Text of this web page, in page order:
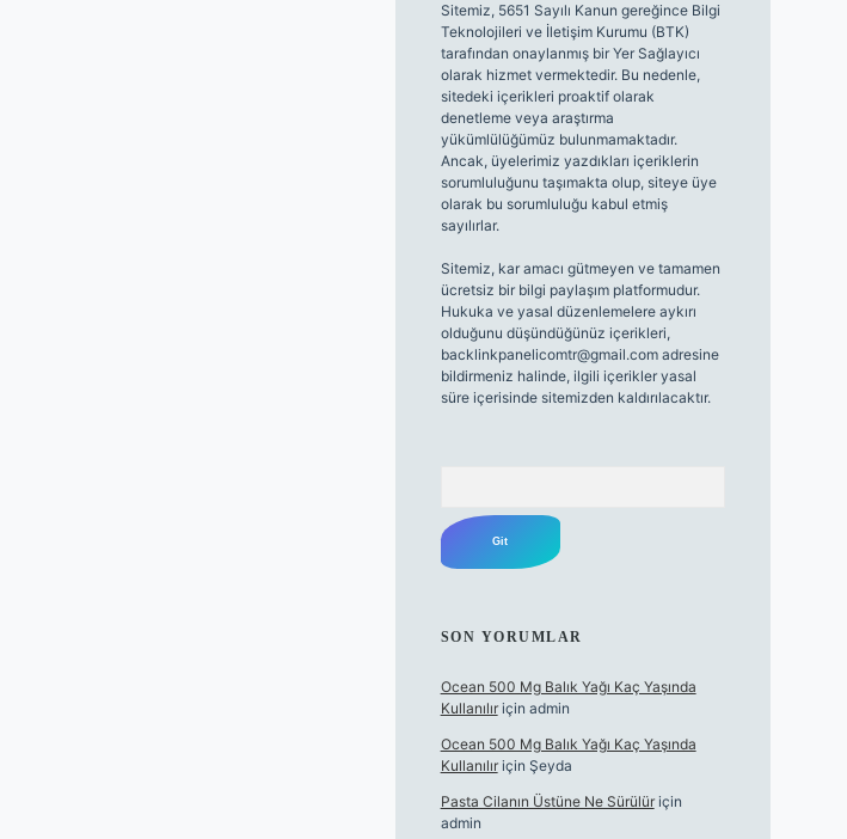
Sitemiz, 5651 Sayılı Kanun gereğince Bilgi
Teknolojileri ve İletişim Kurumu (BTK)
tarafından onaylanmış bir Yer Sağlayıcı
olarak hizmet vermektedir. Bu nedenle,
sitedeki içerikleri proaktif olarak
denetleme veya araştırma
yükümlülüğümüz bulunmamaktadır.
Ancak, üyelerimiz yazdıkları içeriklerin
sorumluluğunu taşımakta olup, siteye üye
olarak bu sorumluluğu kabul etmiş
sayılırlar.
Sitemiz, kar amacı gütmeyen ve tamamen
ücretsiz bir bilgi paylaşım platformudur.
Hukuka ve yasal düzenlemelere aykırı
olduğunu düşündüğünüz içerikleri,
backlinkpanelicomtr@gmail.comadresine
bildirmeniz halinde, ilgili içerikler yasal
süre içerisinde sitemizden kaldırılacaktır.
SON YORUMLAR
Ocean 500 Mg Balık Yağı Kaç Yaşında
Kullanılıriçin admin
Ocean 500 Mg Balık Yağı Kaç Yaşında
Kullanılıriçin Şeyda
Pasta Cilanın Üstüne Ne Sürülüriçin
admin